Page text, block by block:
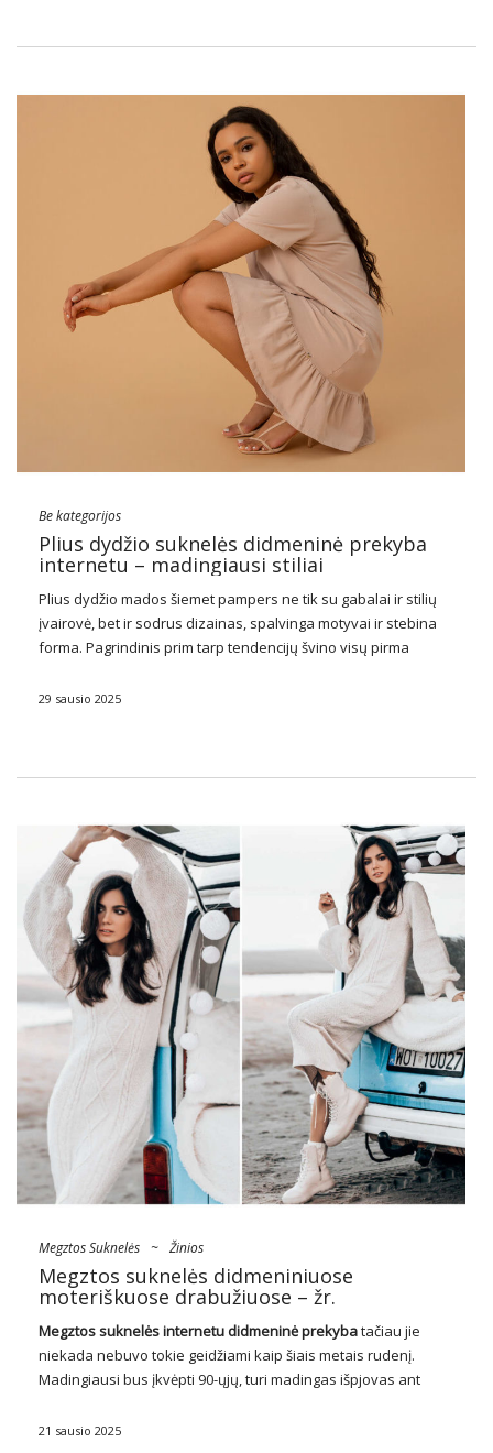
Be kategorijos
Plius dydžio suknelės didmeninė prekyba
internetu – madingiausi stiliai
Plius dydžio mados šiemet pampers ne tik su gabalai ir stilių
įvairovė, bet ir sodrus dizainas, spalvinga motyvai ir stebina
forma. Pagrindinis prim tarp tendencijų švino visų pirma
neformaliai …
29 sausio 2025
Megztos Suknelės ~ Žinios
Megztos suknelės didmeniniuose
moteriškuose drabužiuose – žr.
Megztos suknelės internetu didmeninė prekybatačiau jie
niekada nebuvo tokie geidžiami kaip šiais metais rudenį.
Madingiausi bus įkvėpti 90-ųjų, turi madingas išpjovas ant
papuošalų dekoracijas. Pristatome gražiausius iš jų, kurie
21 sausio 2025